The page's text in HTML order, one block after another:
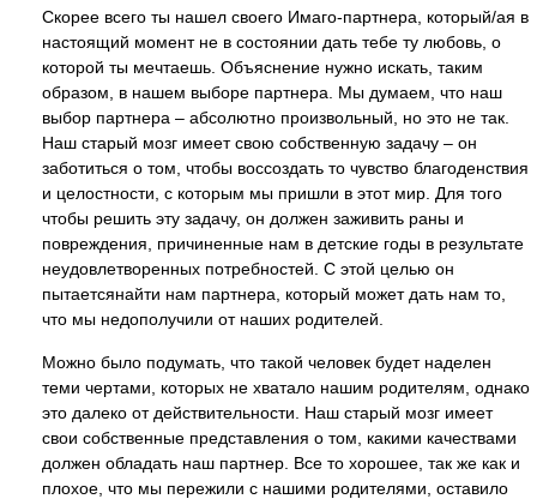
Скорее всего ты нашел своего Имаго-партнера, который/ая в
настоящий момент не в состоянии дать тебе ту любовь, о
которой ты мечтаешь. Объяснение нужно искать, таким
образом, в нашем выборе партнера. Мы думаем, что наш
выбор партнера – абсолютно произвольный, но это не так.
Наш старый мозг имеет свою собственную задачу – он
заботиться о том, чтобы воссоздать то чувство благоденствия
и целостности, с которым мы пришли в этот мир. Для того
чтобы решить эту задачу, он должен заживить раны и
повреждения, причиненные нам в детские годы в результате
неудовлетворенных потребностей. С этой целью он
пытаетсянайти нам партнера, который может дать нам то,
что мы недополучили от наших родителей.
Можно было подумать, что такой человек будет наделен
теми чертами, которых не хватало нашим родителям, однако
это далеко от действительности. Наш старый мозг имеет
свои собственные представления о том, какими качествами
должен обладать наш партнер. Все то хорошее, так же как и
плохое, что мы пережили с нашими родителями, оставило